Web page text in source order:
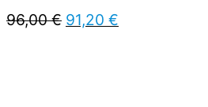
96,00€ Original
price
91,20 €